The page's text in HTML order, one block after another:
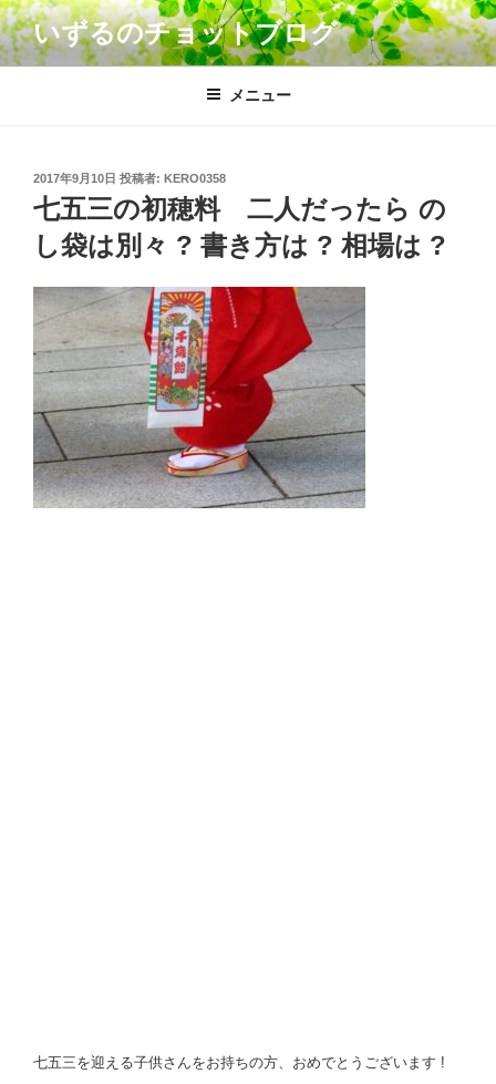
コ
ン
テ
いずるのチョットブログ
メニュー
投
稿
日:
2017年9月10日 投稿者: KERO0358
七五三の初穂料 二人だったら の
し袋は別々 ? 書き方は ? 相場は ?
七五三を迎える子供さんをお持ちの方、おめでとうございます !